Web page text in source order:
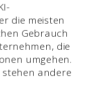
die meisten
Gebrauch
die
umgehen.
andere